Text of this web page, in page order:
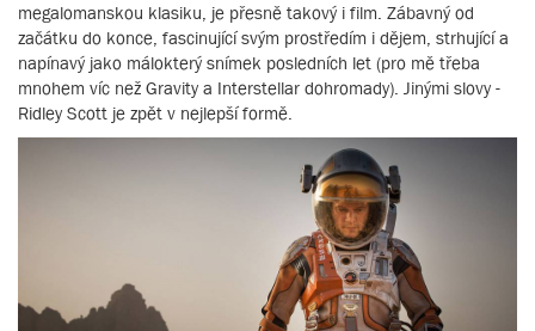
megalomanskou klasiku, je přesně takový i film. Zábavný od
začátku do konce, fascinující svým prostředím i dějem, strhující a
napínavý jako málokterý snímek posledních let (pro mě třeba
mnohem víc než Gravity a Interstellar dohromady). Jinými slovy -
Ridley Scott je zpět v nejlepší formě.